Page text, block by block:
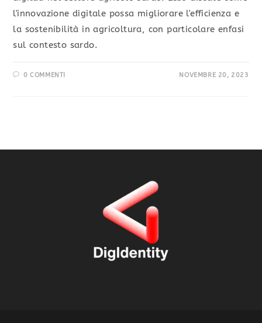
l'innovazione digitale possa migliorare l'efficienza e
la sostenibilità in agricoltura, con particolare enfasi
sul contesto sardo.
0 COMMENTI NOVEMBRE 20, 2023